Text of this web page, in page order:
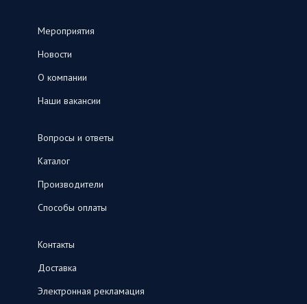
Мероприятия
Новости
О компании
Наши вакансии
Вопросы и ответы
Каталог
Производители
Способы оплаты
Контакты
Доставка
Электронная рекламация